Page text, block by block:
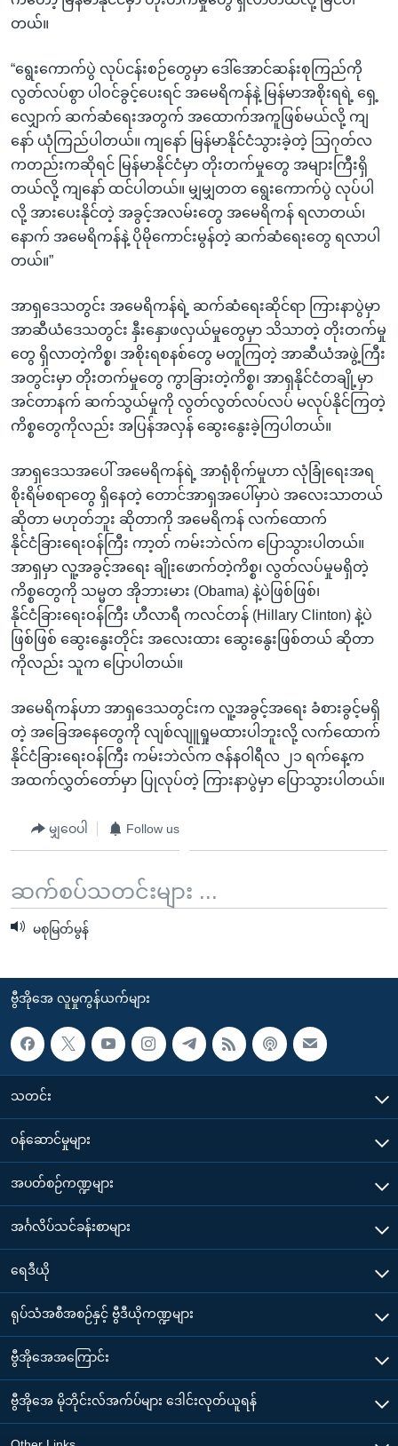
တယ်။
“ရွေးကောက်ပွဲ လုပ်ငန်းစဉ်တွေမှာ ဒေါ်အောင်ဆန်းစုကြည်ကို
လွတ်လပ်စွာ ပါဝင်ခွင့်ပေးရင် အမေရိကန်နဲ့ မြန်မာအစိုးရရဲ့ ရှေ့
လျှောက် ဆက်ဆံရေးအတွက် အထောက်အကူဖြစ်မယ်လို့ ကျ
နော် ယုံကြည်ပါတယ်။ ကျနော် မြန်မာနိုင်ငံသွားခဲ့တဲ့ သြဂုတ်လ
ကတည်းကဆိုရင် မြန်မာနိုင်ငံမှာ တိုးတက်မှုတွေ အများကြီးရှိ
တယ်လို့ ကျနော် ထင်ပါတယ်။ မျှမျှတတ ရွေးကောက်ပွဲ လုပ်ပါ
လို့ အားပေးနိုင်တဲ့ အခွင့်အလမ်းတွေ အမေရိကန် ရလာတယ်၊
နောက် အမေရိကန်နဲ့ ပိုမိုကောင်းမွန်တဲ့ ဆက်ဆံရေးတွေ ရလာပါ
တယ်။”
အာရှဒေသတွင်း အမေရိကန်ရဲ့ ဆက်ဆံရေးဆိုင်ရာ ကြားနာပွဲမှာ
အာဆီယံဒေသတွင်း နှီးနှောဖလှယ်မှုတွေမှာ သိသာတဲ့ တိုးတက်မှု
တွေ ရှိလာတဲ့ကိစ္စ၊ အစိုးရစနစ်တွေ မတူကြတဲ့ အာဆီယံအဖွဲ့ကြီး
အတွင်းမှာ တိုးတက်မှုတွေ ကွာခြားတဲ့ကိစ္စ၊ အာရှနိုင်ငံတချို့မှာ
အင်တာနက် ဆက်သွယ်မှုကို လွတ်လွတ်လပ်လပ် မလုပ်နိုင်ကြတဲ့
ကိစ္စတွေကိုလည်း အပြန်အလှန် ဆွေးနွေးခဲ့ကြပါတယ်။
အာရှဒေသအပေါ် အမေရိကန်ရဲ့ အာရုံစိုက်မှုဟာ လုံခြုံရေးအရ
စိုးရိမ်စရာတွေ ရှိနေတဲ့ တောင်အာရှအပေါ်မှာပဲ အလေးသာတယ်
ဆိုတာ မဟုတ်ဘူး ဆိုတာကို အမေရိကန် လက်ထောက်
နိုင်ငံခြားရေးဝန်ကြီး ကာ့တ် ကမ်းဘဲလ်က ပြောသွားပါတယ်။
အာရှမှာ လူ့အခွင့်အရေး ချိုးဖောက်တဲ့ကိစ္စ၊ လွတ်လပ်မှုမရှိတဲ့
ကိစ္စတွေကို သမ္မတ အိုဘားမား (Obama) နဲ့ပဲဖြစ်ဖြစ်၊
နိုင်ငံခြားရေးဝန်ကြီး ဟီလာရီ ကလင်တန် (Hillary Clinton) နဲ့ပဲ
ဖြစ်ဖြစ် ဆွေးနွေးတိုင်း အလေးထား ဆွေးနွေးဖြစ်တယ် ဆိုတာ
ကိုလည်း သူက ပြောပါတယ်။
အမေရိကန်ဟာ အာရှဒေသတွင်းက လူ့အခွင့်အရေး ခံစားခွင့်မရှိ
တဲ့ အခြေအနေတွေကို လျစ်လျူရှုမထားပါဘူးလို့ လက်ထောက်
နိုင်ငံခြားရေးဝန်ကြီး ကမ်းဘဲလ်က ဇန်နဝါရီလ ၂၁ ရက်နေ့က
အထက်လွှတ်တော်မှာ ပြုလုပ်တဲ့ ကြားနာပွဲမှာ ပြောသွားပါတယ်။
မျှဝေပါ Follow us
ဆက်စပ်သတင်းများ ...
မစုမြတ်မွန်
ဗွီအိုအေ လူမှုကွန်ယက်များ
သတင်း
၀န်ဆောင်မှုများ
အပတ်စဉ်ကဏ္ဍများ
အင်္ဂလိပ်သင်ခန်းစာများ
ရေဒီယို
ရုပ်သံအစီအစဉ်နှင့် ဗွီဒီယိုကဏ္ဍများ
ဗွီအိုအေအကြောင်း
ဗွီအိုအေ မိုဘိုင်းလ်အက်ပ်များ ဒေါင်းလုတ်ယူရန်